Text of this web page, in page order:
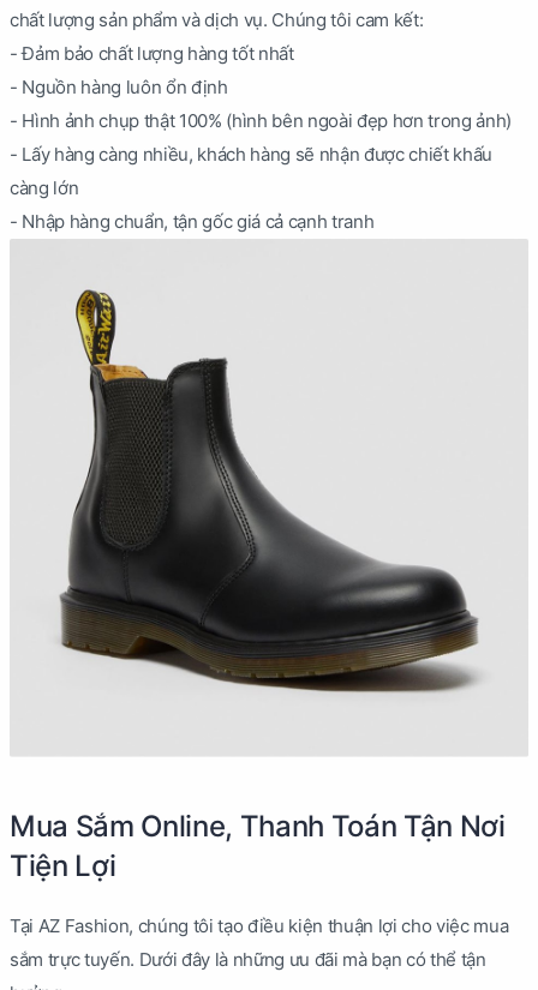
chất lượng sản phẩm và dịch vụ. Chúng tôi cam kết:
- Đảm bảo chất lượng hàng tốt nhất
- Nguồn hàng luôn ổn định
- Hình ảnh chụp thật 100% (hình bên ngoài đẹp hơn trong ảnh)
- Lấy hàng càng nhiều, khách hàng sẽ nhận được chiết khấu
càng lớn
- Nhập hàng chuẩn, tận gốc giá cả cạnh tranh
Mua Sắm Online, Thanh Toán Tận Nơi
Tiện Lợi
Tại AZ Fashion, chúng tôi tạo điều kiện thuận lợi cho việc mua
sắm trực tuyến. Dưới đây là những ưu đãi mà bạn có thể tận